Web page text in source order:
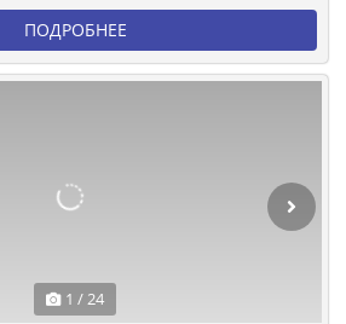
ПОДРОБНЕЕ
1 / 24